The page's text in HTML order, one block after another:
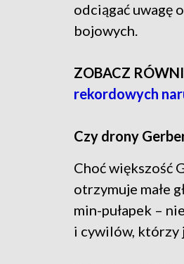
odciągać uwagę
bojowych.
ZOBACZ
rekordowych
Czy drony
Choć większość
otrzymuje małe
min-pułapek –
i cywilów, którzy